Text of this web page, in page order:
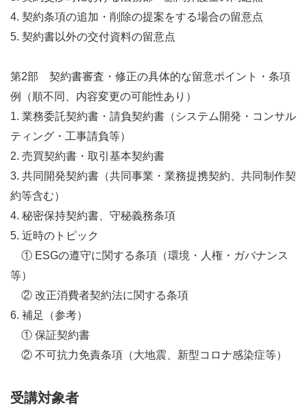
4. 契約条項の追加・削除の提案をする場合の留意点
5. 契約書以外の交付資料の留意点
第2部 契約書審査・修正の具体的な留意ポイント・条項
例（順不同、内容変更の可能性あり）
1. 業務委託契約書・請負契約書（システム開発・コンサル
ティング・工事請負等）
2. 売買契約書・取引基本契約書
3. 共同開発契約書（共同事業・業務提携契約、共同制作契
約等含む）
4. 秘密保持契約書、守秘義務条項
5. 近時のトピック
① ESGの遵守に関する条項（環境・人権・ガバナンス
等）
② 改正消費者契約法に関する条項
6. 補足（参考）
① 保証契約書
② 不可抗力免責条項（大地震、新型コロナ感染症等）
受講対象者